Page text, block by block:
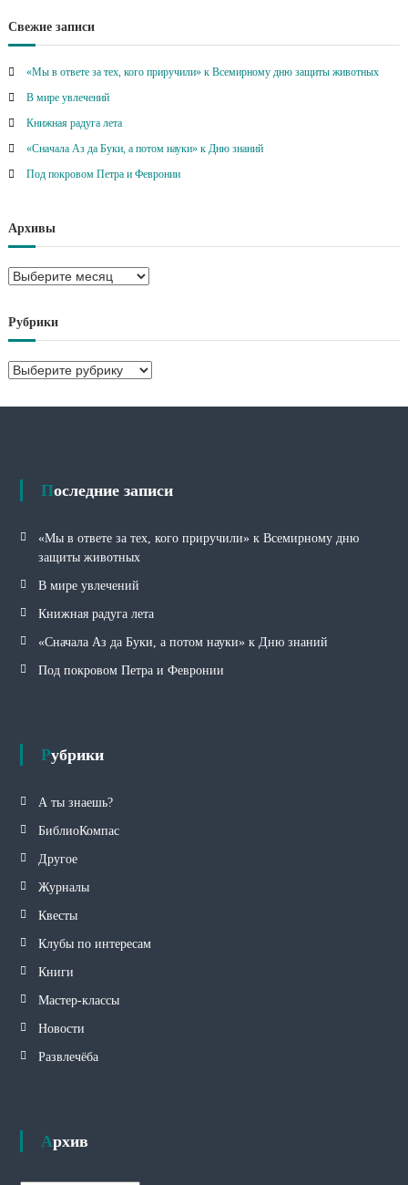
Свежие записи
«Мы в ответе за тех, кого приручили» к Всемирному дню защиты животных
В мире увлечений
Книжная радуга лета
«Сначала Аз да Буки, а потом науки» к Дню знаний
Под покровом Петра и Февронии
Архивы
А
ы
Рубрики
Р
б
Последние записи
«Мы в ответе за тех, кого приручили» к Всемирному дню
защиты животных
В мире увлечений
Книжная радуга лета
«Сначала Аз да Буки, а потом науки» к Дню знаний
Под покровом Петра и Февронии
Рубрики
А ты знаешь?
БиблиоКомпас
Другое
Журналы
Квесты
Клубы по интересам
Книги
Мастер-классы
Новости
Развлечёба
Архив